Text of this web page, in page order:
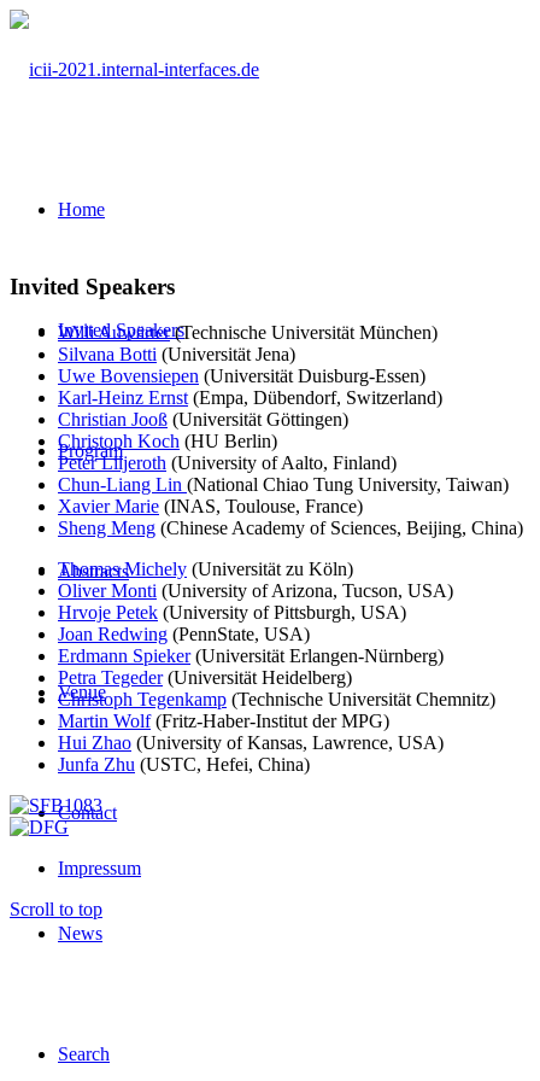
Home
Invited Speakers
Program
Abstracts
Venue
Contact
News
Search
Invited Speakers
Willi Auwärter(Technische Universität München)
Silvana Botti (Universität Jena)
Uwe Bovensiepen (Universität Duisburg-Essen)
Karl-Heinz Ernst(Empa, Dübendorf, Switzerland)
Christian Jooß (Universität Göttingen)
Christoph Koch (HU Berlin)
Peter Liljeroth (University of Aalto, Finland)
Chun-Liang Lin (National Chiao Tung University, Taiwan)
Xavier Marie (INAS, Toulouse, France)
Sheng Meng (Chinese Academy of Sciences, Beijing, China)
Thomas Michely (Universität zu Köln)
Oliver Monti (University of Arizona, Tucson, USA)
Hrvoje Petek (University of Pittsburgh, USA)
Joan Redwing (PennState, USA)
Erdmann Spieker(Universität Erlangen-Nürnberg)
Petra Tegeder(Universität Heidelberg)
Christoph Tegenkamp (Technische Universität Chemnitz)
Martin Wolf(Fritz-Haber-Institut der MPG)
Hui Zhao (University of Kansas, Lawrence, USA)
Junfa Zhu (USTC, Hefei, China)
Impressum
Scroll to top